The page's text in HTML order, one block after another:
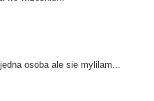
osoba ale sie mylilam...